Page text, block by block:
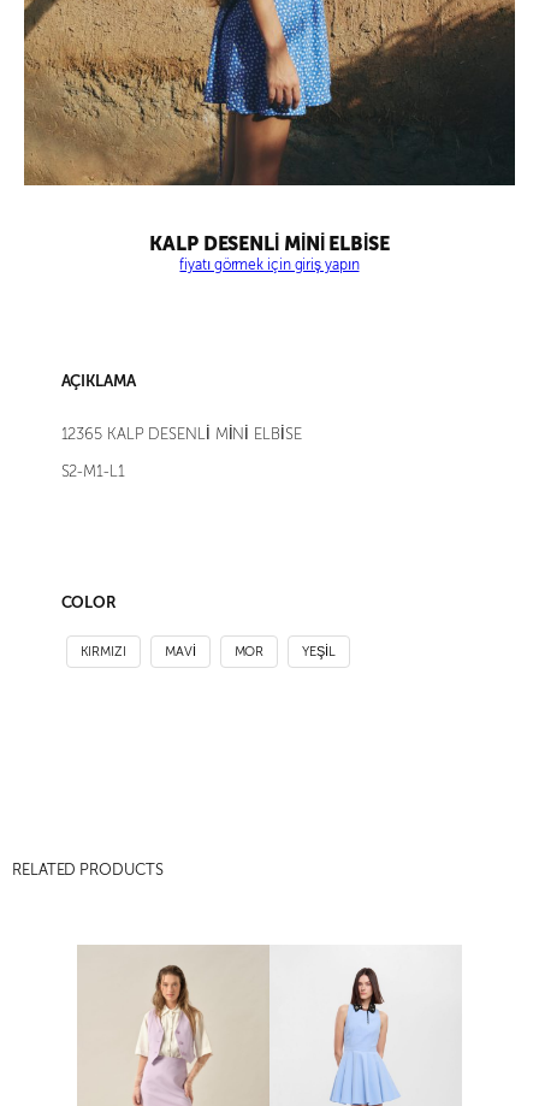
KALP DESENLİ MİNİ ELBİSE
fiyatı görmek için giriş yapın
AÇIKLAMA
12365 KALP DESENLİ MİNİ ELBİSE
S2-M1-L1
COLOR
KIRMIZI MAVİ MOR YEŞİL
RELATED PRODUCTS